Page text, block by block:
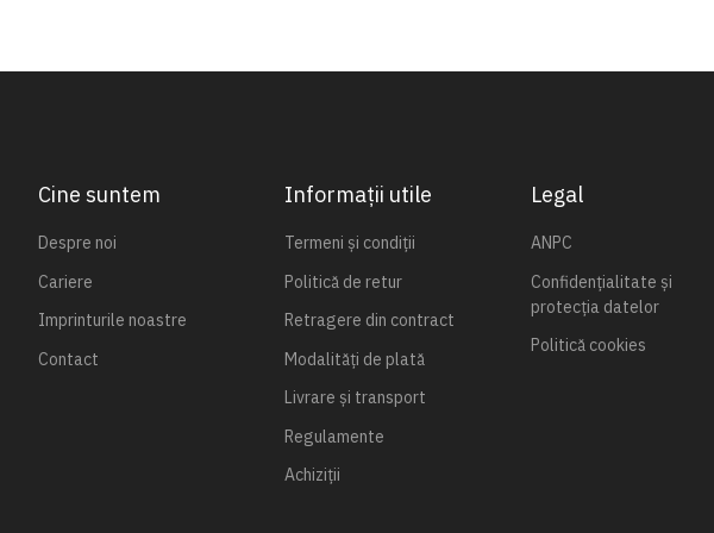
Cine suntem
Despre noi
Cariere
Imprinturile noastre
Contact
Informații utile
Termeni și condiții
Politică de retur
Retragere din contract
Modalități de plată
Livrare și transport
Regulamente
Achiziții
Legal
ANPC
Confidențialitate și
protecția datelor
Politică cookies